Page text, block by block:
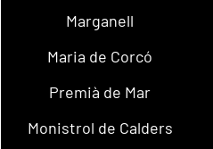
Marganell
Maria de Corcó
Premià de Mar
Monistrol de Calders